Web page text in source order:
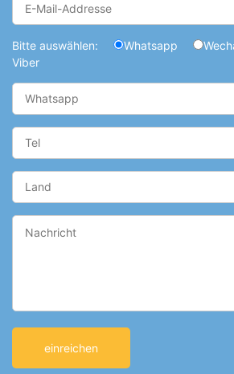
Bitte auswählen: Whatsapp
Viber